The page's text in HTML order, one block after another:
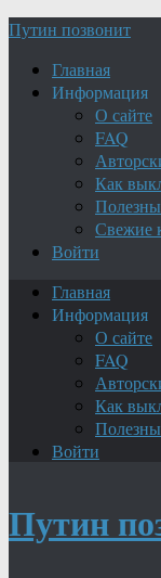
Путин позвонит
Главная
Информация
О сайте
FAQ
Как
Свежие
Войти
Главная
Информация
О сайте
FAQ
Как
Войти
Путин